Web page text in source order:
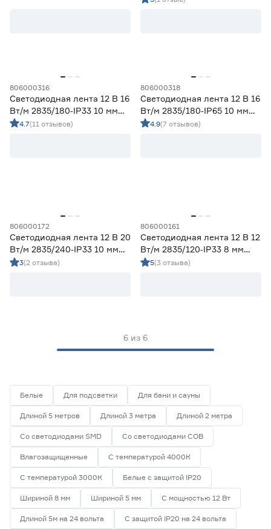
Применение
Декоративная подсветка (до 990 лм/м)
3500-4100К - Нейтральный
5000-6500К - Холодный
0
Регулируемый (белый)
0
Цветной
20 33
67 68
Длина (м)
1 1,2 2
3 5
806000316
Светодиодная лента 12 В 16
Вт/м 2835/180‑IP33 10 мм
дневной 2 м Geniled
4.7(11 отзывов)
806000318
Светодиодная лента 12 В 16
Вт/м 2835/180‑IP65 10 мм
дневной 2 м Geniled
4.9(7 отзывов)
806000172
Светодиодная лента 12 В 20
Вт/м 2835/240‑IP33 10 мм
дневной 2 м Geniled
3(2 отзыва)
806000161
Светодиодная лента 12 В 12
Вт/м 2835/120‑IP33 8 мм
дневной 2 м Geniled
5(3 отзыва)
6 из 6
Белые Для подсветки Для бани и сауны
Длиной 5 метров Длиной 3 метра Длиной 2 метра
Со светодиодами SMD Со светодиодами СОВ
Влагозащищенные С температурой 4000К
С температурой 3000К Белые с защитой IP20
Шириной 8 мм Шириной 5 мм С мощностью 12 Вт
Длиной 5м на 24 вольта С защитой IP20 на 24 вольта